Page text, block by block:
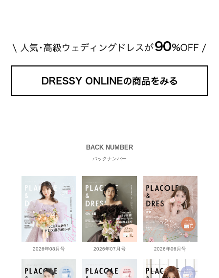
BACK NUMBER
バックナンバー
2026年08月号 2026年07月号 2026年06月号